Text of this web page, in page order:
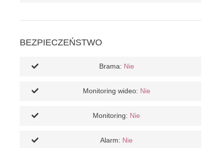
BEZPIECZEŃSTWO
Brama: Nie
Monitoring wideo: Nie
Monitoring: Nie
Alarm: Nie